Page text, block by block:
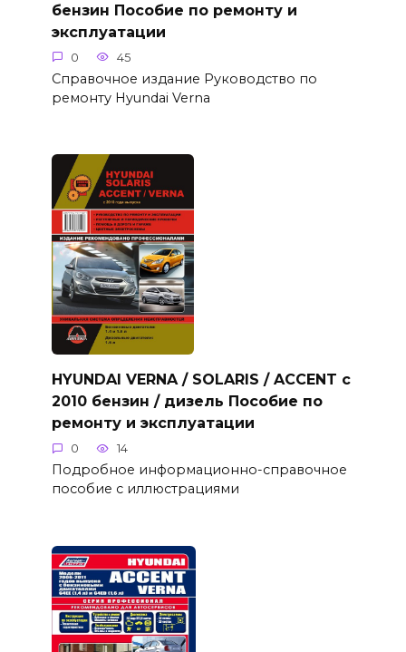
бензин Пособие по ремонту и
эксплуатации
0 45
Справочное издание Руководство по
ремонту Hyundai Verna
HYUNDAI VERNA / SOLARIS / ACCENT с
2010 бензин / дизель Пособие по
ремонту и эксплуатации
0 14
Подробное информационно-справочное
пособие с иллюстрациями